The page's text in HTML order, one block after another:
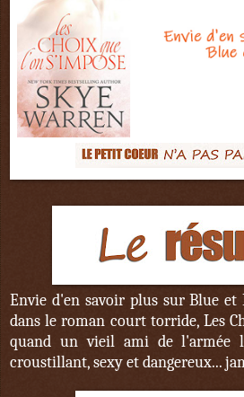
Envie d'en savoir plus sur Blue et
dans le roman court torride, Les
quand un vieil ami de l'armée
croustillant, sexy et dangereux...